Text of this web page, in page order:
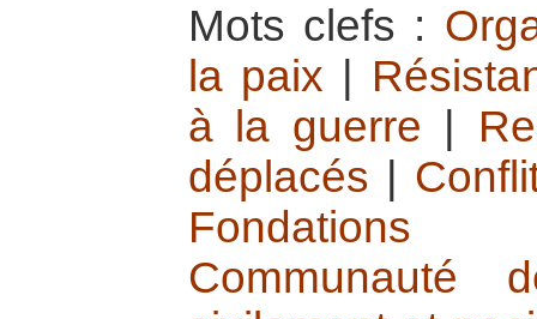
Mots clefs :
la paix
à la guerre
déplacés
Fondations
Communauté